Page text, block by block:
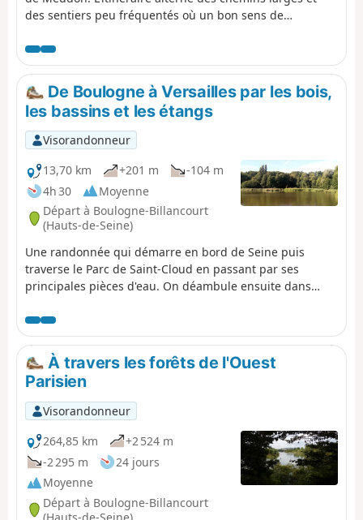
des sentiers peu fréquentés où un bon sens de
agréablement quatre étangs et on rencontre un petit
menhir du Néolithique.
De Boulogne à Versailles par les bois,
les bassins et les étangs
Visorandonneur
13,70 km
+201 m
-104 m
4h 30
Moyenne
Départ à Boulogne-Billancourt
(Hauts-de-Seine)
Une randonnée qui démarre en bord de Seine puis
traverse le Parc de Saint-Cloud en passant par ses
principales pièces d'eau. On déambule ensuite dans
grandes maisons. Après avoir sinué entre les Étangs de
Ville-d'Avray, on parcourt le Sud de la Forêt de Fausses-
Reposes. La fin de la randonnée se déroule dans un
quartier résidentiel de Versailles.
À travers les forêts de l'Ouest
Parisien
Visorandonneur
264,85 km
+2 524 m
-2 295 m
24 jours
Moyenne
Départ à Boulogne-Billancourt
(Hauts-de-Seine)